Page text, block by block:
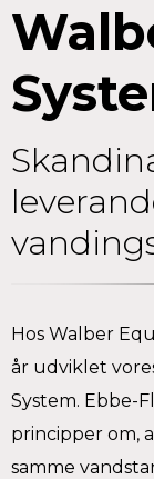
Hos Walber
år udviklet
System. Ebbe-
principper om,
samme